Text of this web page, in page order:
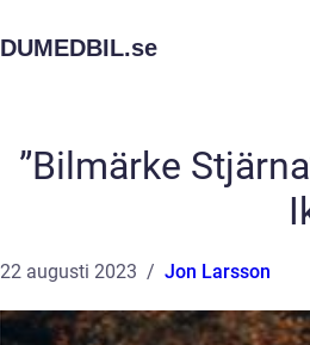
DUMEDBIL.se
”Bilmärke
22 augusti 2023 Jon Larsson